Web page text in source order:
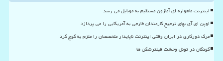
اینترنت ماهواره ای آمازون مستقیم به موبایل می رسد
اوپن ای آی بهای ترجیح کارمندان خارجی به آمریکایی را می پردازد
مرگ دورکاری در ایران وقتی اینترنت ناپایدار متخصصان را ملزم به کوچ کرد
کودکان در تونل وحشت فیلترشکن ها